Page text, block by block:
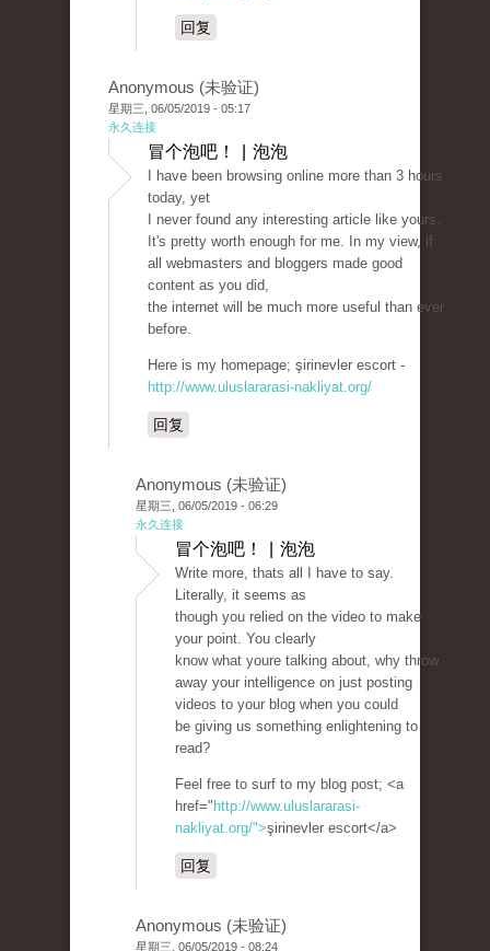
回复
Anonymous (未验证)
星期三, 06/05/2019 - 05:17
永久连接
冒个泡吧！ | 泡泡
I have been browsing online more than 3 hours
today, yet
I never found any interesting article like yours.
It's pretty worth enough for me. In my view, if
all webmasters and bloggers made good
content as you did,
the internet will be much more useful than ever
before.
Here is my homepage; şirinevler escort -
http://www.uluslararasi-nakliyat.org/
回复
Anonymous (未验证)
星期三, 06/05/2019 - 06:29
永久连接
冒个泡吧！ | 泡泡
Write more, thats all I have to say.
Literally, it seems as
though you relied on the video to make
your point. You clearly
know what youre talking about, why throw
away your intelligence on just posting
videos to your blog when you could
be giving us something enlightening to
read?
Feel free to surf to my blog post; <a
href=" http://www.uluslararasi-
nakliyat.org/">şirinevler escort</a>
回复
Anonymous (未验证)
星期三, 06/05/2019 - 08:24